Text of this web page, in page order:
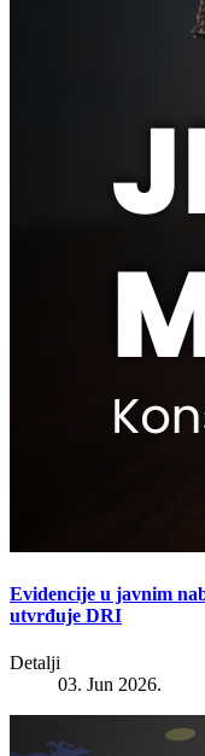
Evidencije u javnim
utvrđuje DRI
Detalji
03. Jun 2026.